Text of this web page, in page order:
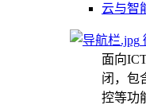
云与智
面向
闭，包
控等功